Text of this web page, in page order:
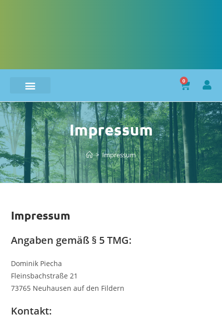
0
Impressum
> Impressum
Impressum
Angaben gemäß § 5 TMG:
Dominik Piecha
Fleinsbachstraße 21
73765 Neuhausen auf den Fildern
Kontakt: